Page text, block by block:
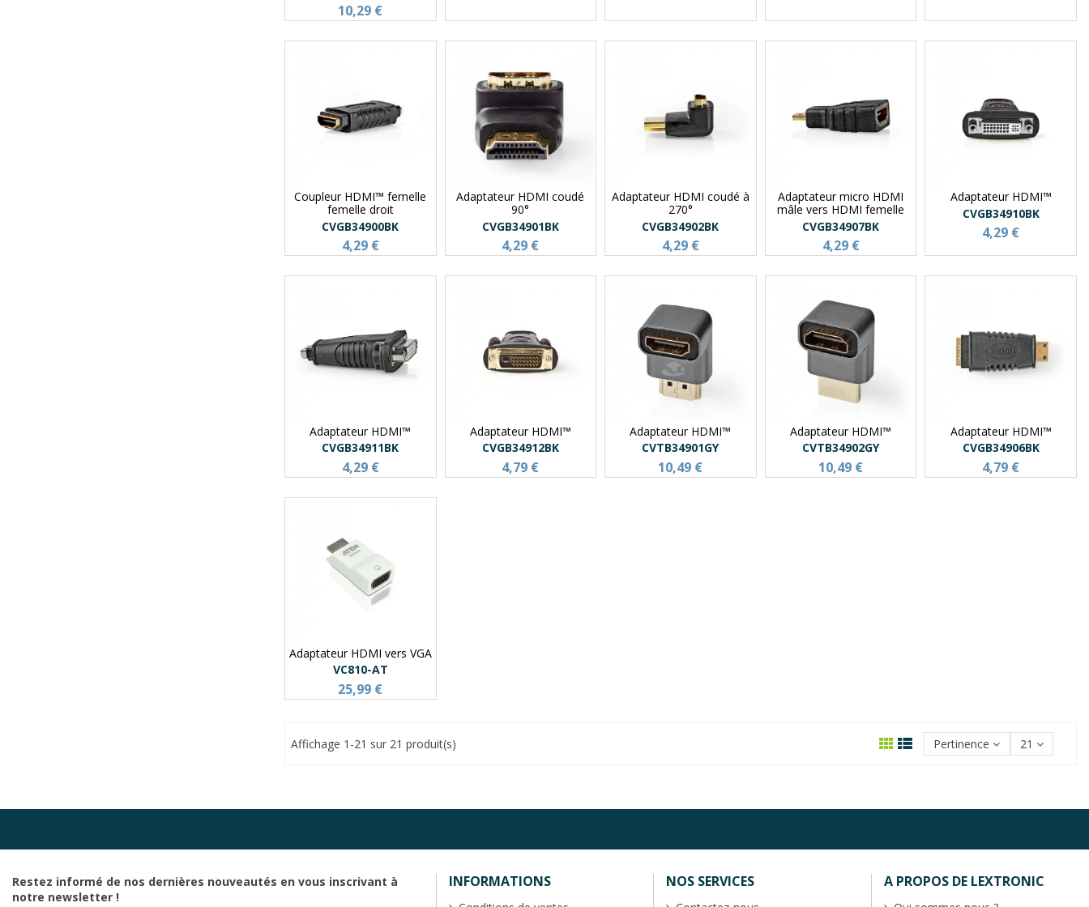
10,29 €
Coupleur HDMI™ femelle
femelle droit
CVGB34900BK
4,29 €
Adaptateur HDMI coudé
90°
CVGB34901BK
4,29 €
Adaptateur HDMI coudé à
270°
CVGB34902BK
4,29 €
Adaptateur micro HDMI
mâle vers HDMI femelle
CVGB34907BK
4,29 €
Adaptateur HDMI™
CVGB34910BK
4,29 €
Adaptateur HDMI™
CVGB34911BK
4,29 €
Adaptateur HDMI™
CVGB34912BK
4,79 €
Adaptateur HDMI™
CVTB34901GY
10,49 €
Adaptateur HDMI™
CVTB34902GY
10,49 €
Adaptateur HDMI™
CVGB34906BK
4,79 €
Adaptateur HDMI vers VGA
VC810-AT
25,99 €
Affichage 1-21 sur 21 produit(s) Pertinence 21
Restez informé de nos dernières nouveautés en vous inscrivant à
notre newsletter !
INFORMATIONS NOS SERVICES A PROPOS DE LEXTRONIC